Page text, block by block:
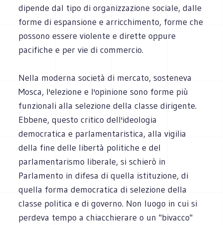
dipende dal tipo di organizzazione sociale, dalle
forme di espansione e arricchimento, forme che
possono essere violente e dirette oppure
pacifiche e per vie di commercio.
Nella moderna società di mercato, sosteneva
Mosca, l'elezione e l'opinione sono forme più
funzionali alla selezione della classe dirigente.
Ebbene, questo critico dell'ideologia
democratica e parlamentaristica, alla vigilia
della fine delle libertà politiche e del
parlamentarismo liberale, si schierò in
Parlamento in difesa di quella istituzione, di
quella forma democratica di selezione della
classe politica e di governo. Non luogo in cui si
perdeva tempo a chiacchierare o un "bivacco"